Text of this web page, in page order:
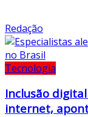
Redação
Tecnologia
Inclusão
internet,